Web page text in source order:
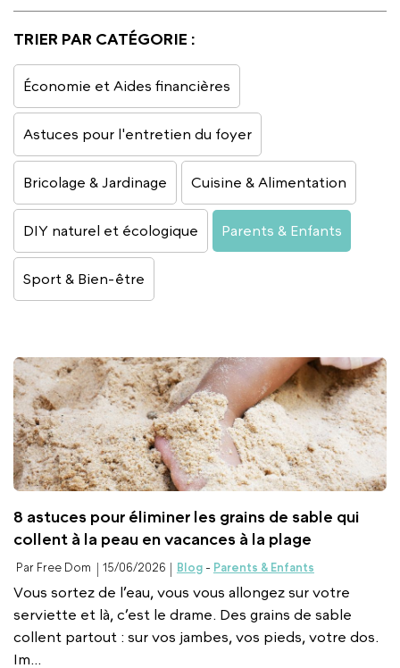
TRIER PAR CATÉGORIE :
Économie et Aides financières
Astuces pour l'entretien du foyer
Bricolage & Jardinage Cuisine & Alimentation
DIY naturel et écologique Parents & Enfants
Sport & Bien-être
8 astuces pour éliminer les grains de sable qui
collent à la peau en vacances à la plage
Par Free Dom 15/06/2026 Blog- Parents & Enfants
Vous sortez de l’eau, vous vous allongez sur votre
serviette et là, c’est le drame. Des grains de sable
collent partout : sur vos jambes, vos pieds, votre dos.
Im...